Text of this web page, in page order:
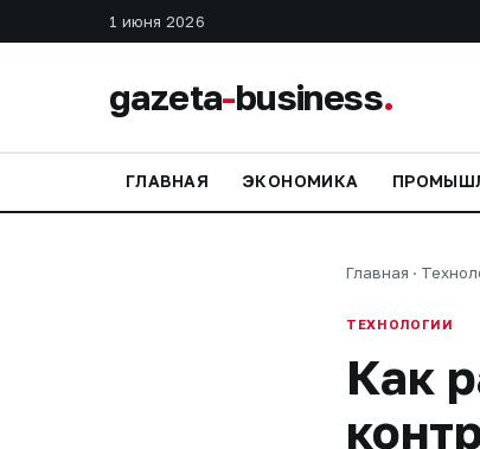
1 июня 2026
gazeta-business.
ГЛАВНАЯ ЭКОНОМИКА
Главная ·
ТЕХНОЛОГИИ
Как